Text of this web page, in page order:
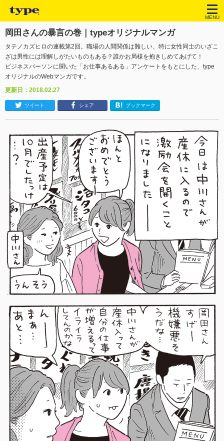
MENU
岡田さんの暴言の巻｜typeオリジナルマンガ
タテノカズヒロの連載第2回。職場の人間関係は難しい、特に女性同士のいざこ
ざは男性には理解しがたいものもある？誰かお局様を抱きしめてあげて！
ビジネスパーソンに聞いた「お仕事あるある」アンケートをもとにした、type
オリジナルのWebマンガです。
更新日：2018.02.27
ツイート シェア ブックマーク